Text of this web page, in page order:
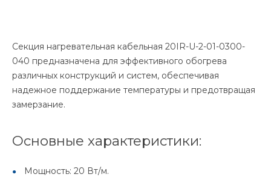
Секция нагревательная кабельная 20IR-U-2-01-0300-
040 предназначена для эффективного обогрева
различных конструкций и систем, обеспечивая
надежное поддержание температуры и предотвращая
замерзание.
Основные характеристики:
Мощность: 20 Вт/м.